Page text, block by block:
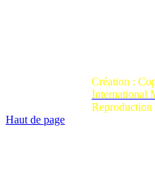
Création :
International
Reproduction
Haut de page